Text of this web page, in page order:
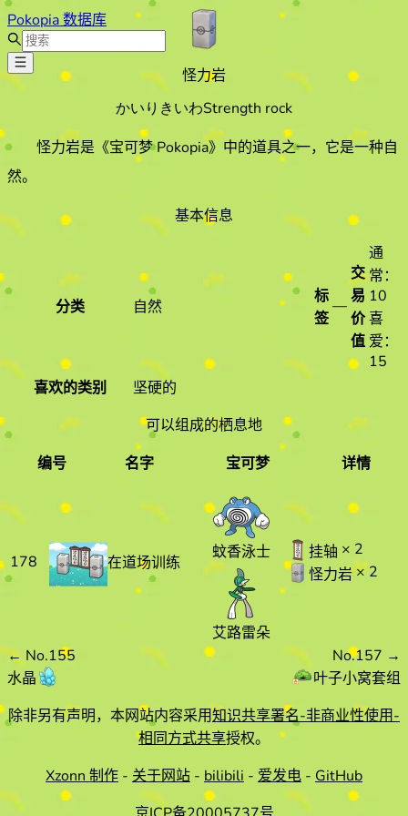
Pokopia 数据库
怪力岩
かいりきいわStrength rock
怪力岩是《宝可梦 Pokopia》中的道具之一，它是一种自
然。
基本信息
分类 自然
标
签
—
交
易
价
值
通
常：
10
喜
爱：
15
喜欢的类别
坚硬的
可以组成的栖息地
编号
名字 宝可梦
详情
178 在道场训练
蚊香泳士
艾路雷朵
挂轴 × 2
怪力岩× 2
← No.155
水晶
No.157 →
叶子小窝套组
除非另有声明，本网站内容采用知识共享署名-非商业性使用-
相同方式共享授权。
Xzonn 制作 - 关于网站 - bilibili - 爱发电 - GitHub